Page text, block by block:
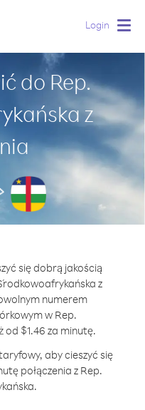
Login
do Rep.
z
się dobrą jakością
z
numerem
w Rep.
$1.46 za minutę.
aby cieszyć się
połączenia z Rep.